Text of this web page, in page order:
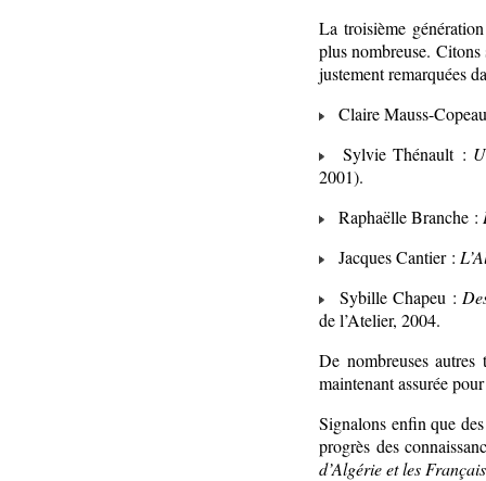
La troisième
plus nombreuse.
justement remarquées
Claire Mauss-
Sylvie Thénault :
2001).
Raphaëlle Branche :
Jacques Cantier :
Sybille Chapeu :
de l’Atelier, 2004.
De nombreuses
maintenant assurée
Signalons enfin que
progrès des
d’Algérie et les Français